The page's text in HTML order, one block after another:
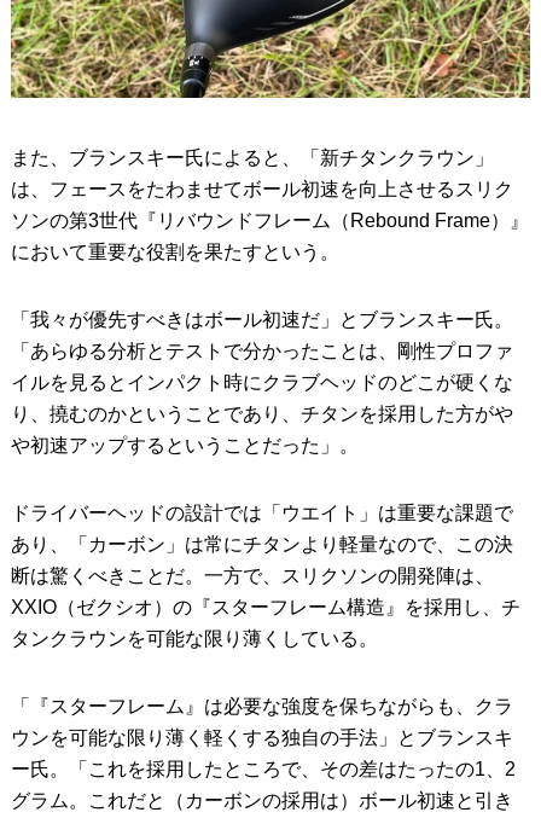
また、ブランスキー氏によると、「新チタンクラウン」
は、フェースをたわませてボール初速を向上させるスリク
ソンの第3世代『リバウンドフレーム（Rebound Frame）』
において重要な役割を果たすという。
「我々が優先すべきはボール初速だ」とブランスキー氏。
「あらゆる分析とテストで分かったことは、剛性プロファ
イルを見るとインパクト時にクラブヘッドのどこが硬くな
り、撓むのかということであり、チタンを採用した方がや
や初速アップするということだった」。
ドライバーヘッドの設計では「ウエイト」は重要な課題で
あり、「カーボン」は常にチタンより軽量なので、この決
断は驚くべきことだ。一方で、スリクソンの開発陣は、
XXIO（ゼクシオ）の『スターフレーム構造』を採用し、チ
タンクラウンを可能な限り薄くしている。
「『スターフレーム』は必要な強度を保ちながらも、クラ
ウンを可能な限り薄く軽くする独自の手法」とブランスキ
ー氏。「これを採用したところで、その差はたったの1、2
グラム。これだと（カーボンの採用は）ボール初速と引き